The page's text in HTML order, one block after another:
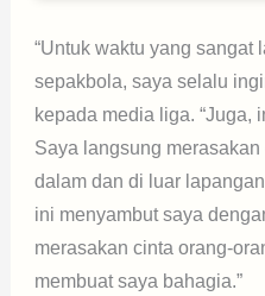
“Untuk waktu yang sangat
sepakbola, saya selalu
kepada media liga. “Juga,
Saya langsung
dalam dan di luar
ini menyambut saya
merasakan cinta orang-
membuat saya bahagia.”